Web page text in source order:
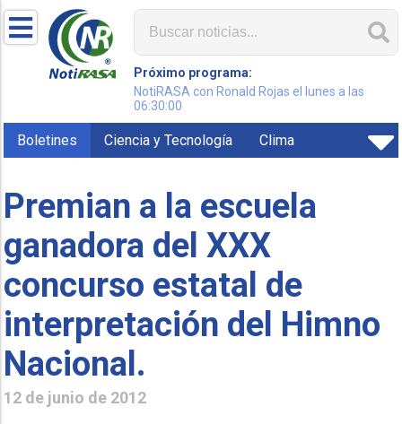
Próximo programa:
NotiRASA con Ronald Rojas el lunes a las
06:30:00
Boletines Ciencia y Tecnología Clima
Premian a la escuela
ganadora del XXX
concurso estatal de
interpretación del Himno
Nacional.
12 de junio de 2012